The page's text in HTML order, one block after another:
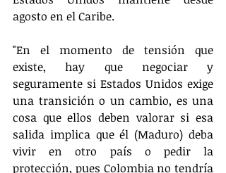
agosto en el Caribe.
"En el momento de tensión que
existe, hay que negociar y
seguramente si Estados Unidos exige
una transición o un cambio, es una
cosa que ellos deben valorar si esa
salida implica que él (Maduro) deba
vivir en otro país o pedir la
protección, pues Colombia no tendría